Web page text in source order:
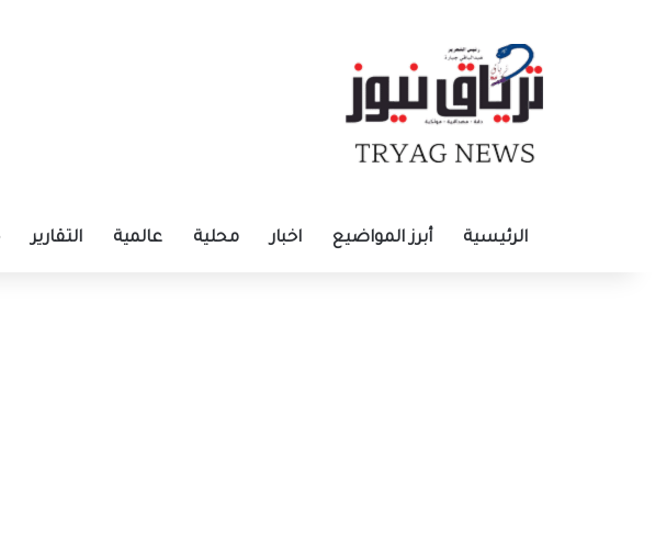
الرئيسية أبرز المواضيع اخبار محلية عالمية التقارير